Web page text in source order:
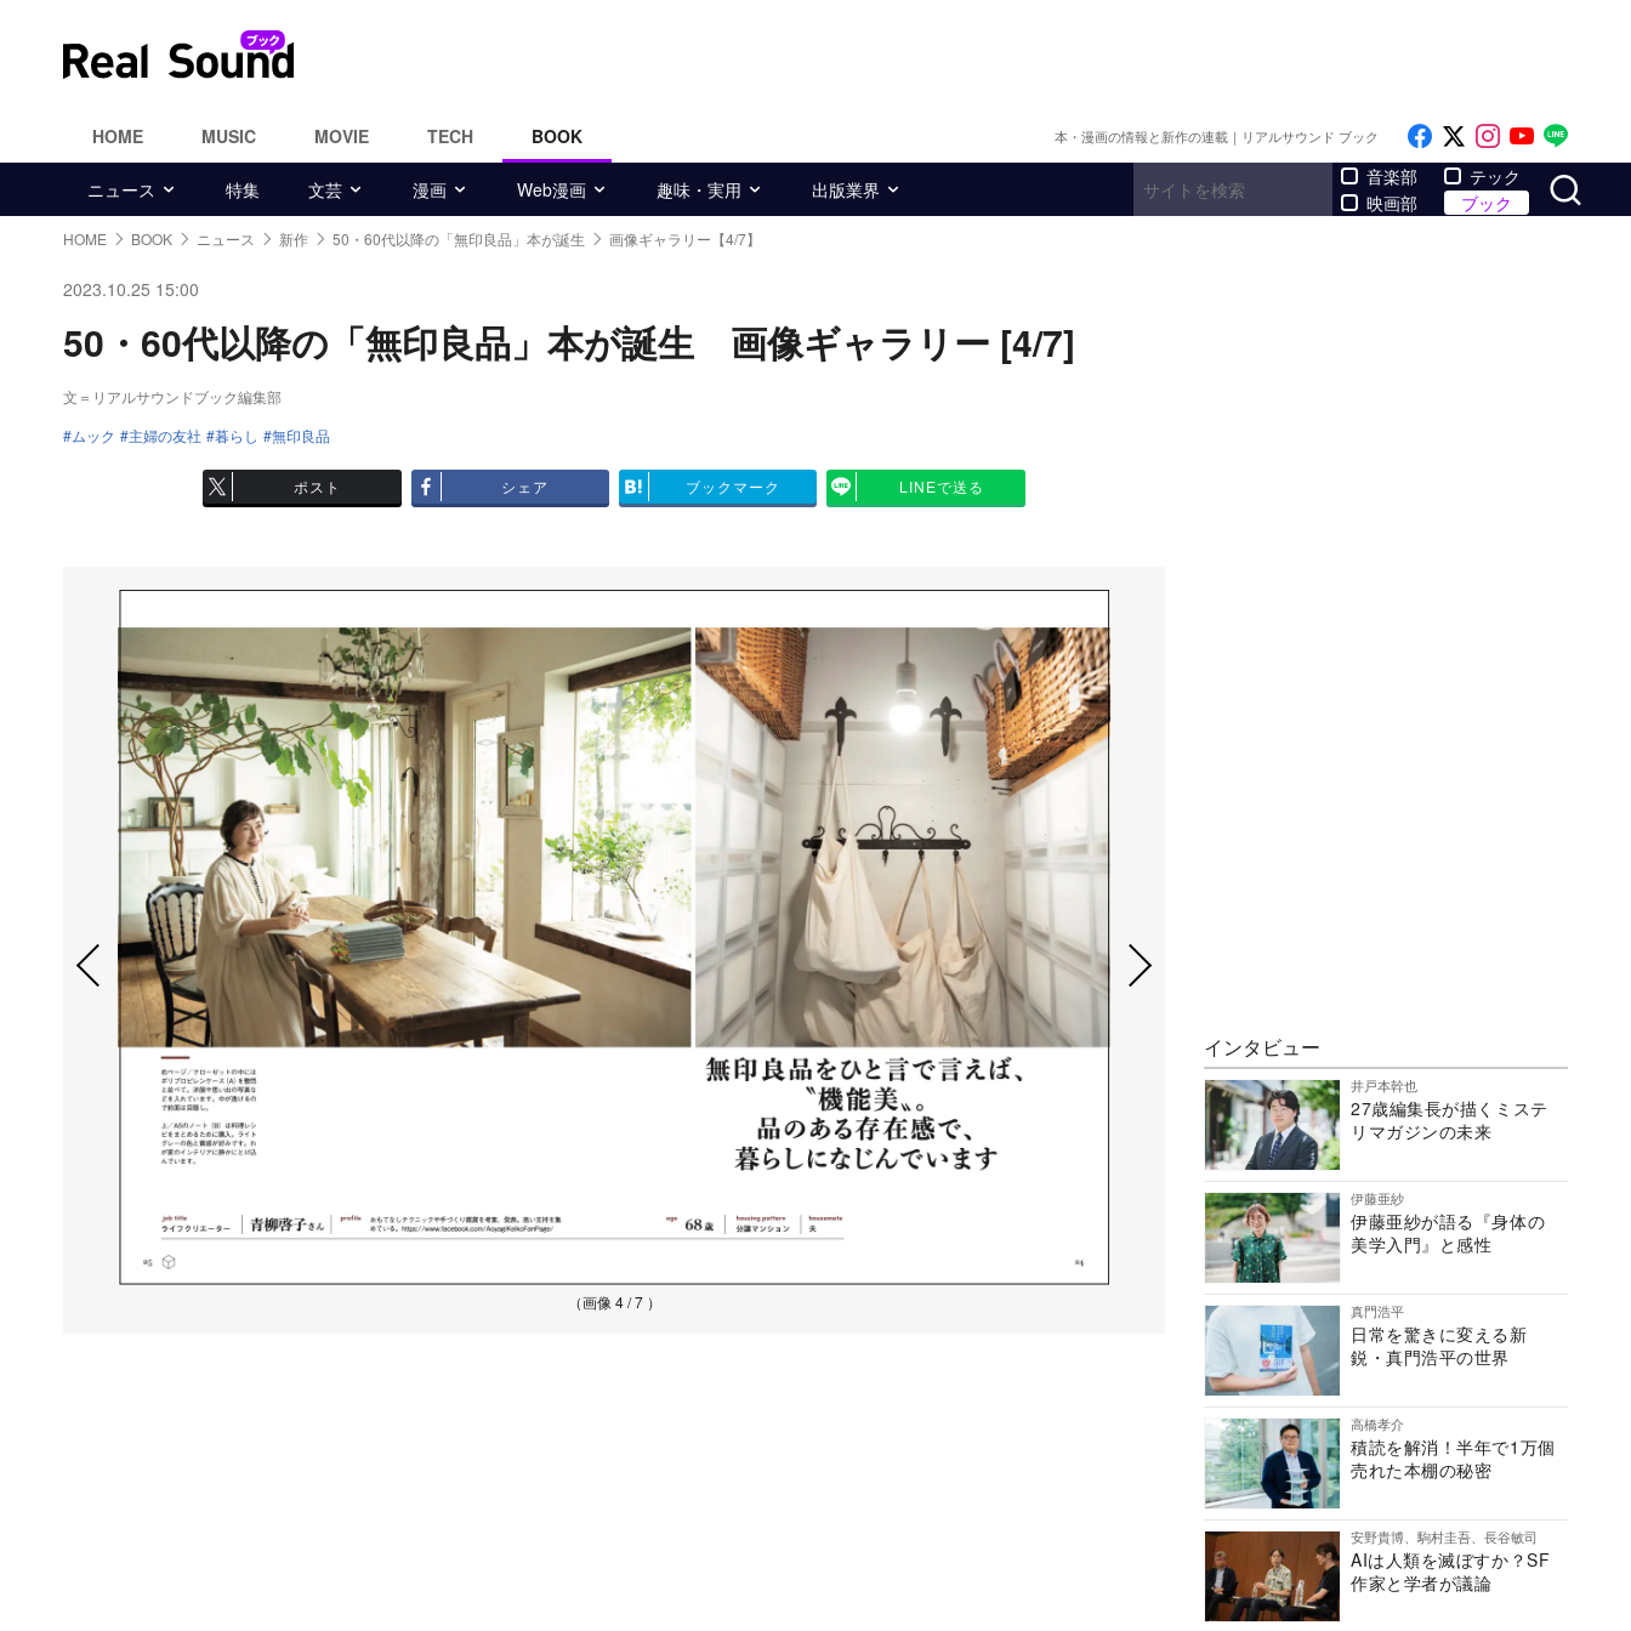
HOME MUSIC MOVIE TECH BOOK 本・漫画の情報と新作の連載｜リアルサウンド ブック Like on Facebook
Follow on x
Follow on
Follow
ニュース 特集 文芸 漫画 Web漫画 趣味・実用 出版業界
音楽部
映画部
テック
ブック
HOME BOOK ニュース 新作 50・60代以降の「無印良品」本が誕生 画像ギャラリー【4/7】
2023.10.25 15:00
50・60代以降の「無印良品」本が誕生 画像ギャラリー [4/7]
文＝リアルサウンドブック編集部
ムック
主婦の友社 暮らし 無印良品
ポスト シェア ブックマーク LINEで送る
（画像 4 / 7 ）
インタビュー
井戸本幹也
27歳編集長が描くミステ
リマガジンの未来
伊藤亜紗
伊藤亜紗が語る『身体の
美学入門』と感性
真門浩平
日常を驚きに変える新
鋭・真門浩平の世界
高橋孝介
積読を解消！半年で1万個
売れた本棚の秘密
安野貴博、駒村圭吾、長谷敏司
AIは人類を滅ぼすか？SF
作家と学者が議論